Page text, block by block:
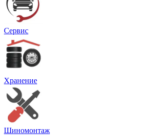
Сервис
Хранение
Шиномонтаж